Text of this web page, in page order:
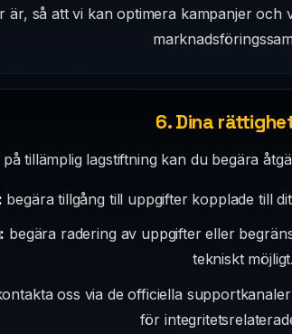
är, så att vi kan optimera kampanjer och
6. Dina
tillämplig lagstiftning kan du begära
begära tillgång till uppgifter kopplade till
begära radering av uppgifter eller
tekniskt möjligt.
oss via de officiella
för